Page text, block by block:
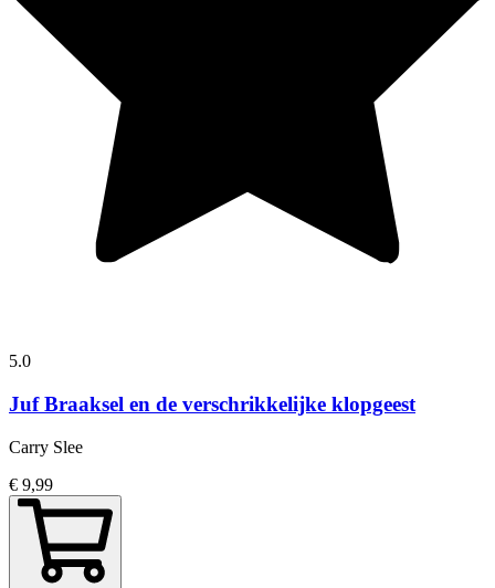
5.0
Juf Braaksel en de verschrikkelijke klopgeest
Carry Slee
€ 9,99